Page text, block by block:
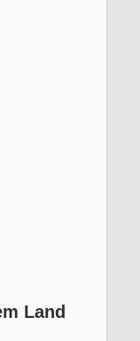
Land